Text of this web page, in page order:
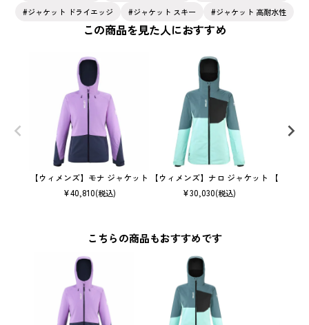
ジャケット ドライエッジ
ジャケット スキー ジャケット 高耐水性
この商品を見た人におすすめ
【ウィメンズ】モナ ジャケット
¥40,810(税込)
【ウィメンズ】ナロ ジャケット
¥30,030(税込)
【ウィ
こちらの商品もおすすめです